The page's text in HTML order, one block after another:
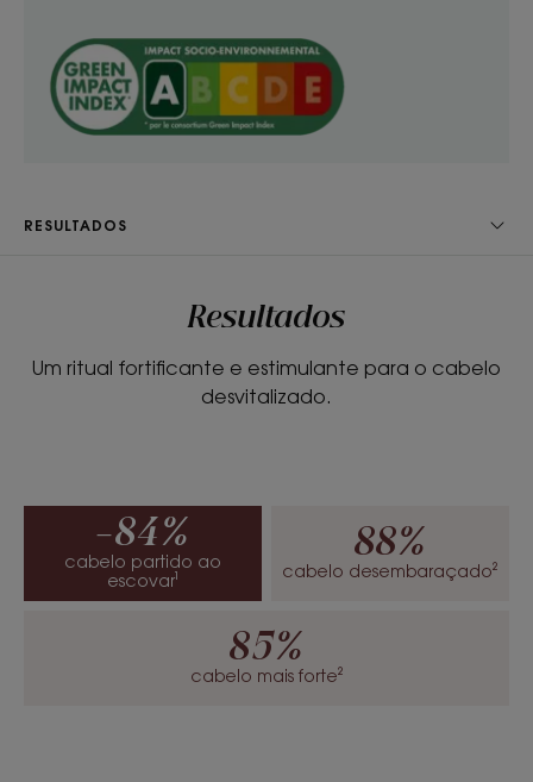
restabelecer a vitalidade e o brilho.
• Fortalece : ao fortalecer a estrutura capilar e a
fibra sem vitalidade, o condicionador restabelece
a força do cabelo, tornando-o mais resistente aos
Textura
RESULTADOS
Resultados
Um ritual fortificante e estimulante para o cabelo
desvitalizado.
-84%
cabelo partido ao
escovar¹
88%
cabelo desembaraçado²
85%
cabelo mais forte²